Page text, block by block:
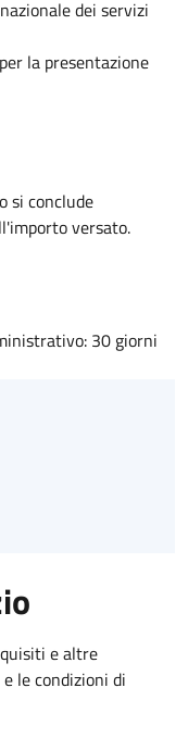
dei servizi
la presentazione
si conclude
versato.
30 giorni
e altre
le condizioni di